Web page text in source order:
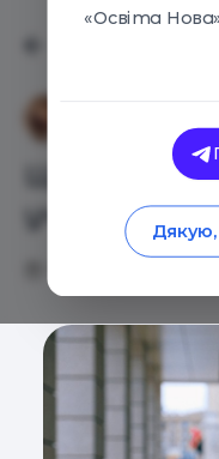
Що робити,
учнів
«Освіта